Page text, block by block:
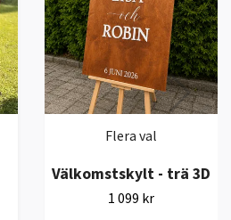
Flera val
Välkomstskylt - trä 3D
1 099 kr